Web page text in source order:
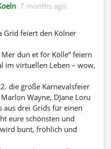
7 months ago
Grid feiert den Kölner
dun et för Kölle“ feiern
im virtuellen Leben – wow,
die große Karnevalsfeier
Wayne, DJane Loru
aus drei Grids für einen
eure schönsten und
bunt, fröhlich und